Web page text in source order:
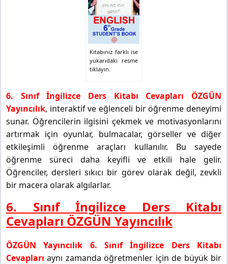
Kitabınız farklı ise
yukarıdaki resme
tıklayın.
6. Sınıf İngilizce Ders Kitabı Cevapları ÖZGÜN
Yayıncılık, interaktif ve eğlenceli bir öğrenme deneyimi
sunar. Öğrencilerin ilgisini çekmek ve motivasyonlarını
artırmak için oyunlar, bulmacalar, görseller ve diğer
etkileşimli öğrenme araçları kullanılır. Bu sayede
öğrenme süreci daha keyifli ve etkili hale gelir.
Öğrenciler, dersleri sıkıcı bir görev olarak değil, zevkli
bir macera olarak algılarlar.
6. Sınıf İngilizce Ders Kitabı
Cevapları ÖZGÜN Yayıncılık
ÖZGÜN Yayıncılık 6. Sınıf İngilizce Ders Kitabı
Cevapları aynı zamanda öğretmenler için de büyük bir